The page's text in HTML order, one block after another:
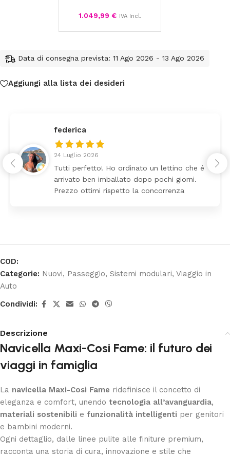
1.049,99 € IVA Incl.
Data di consegna prevista: 11 Ago 2026 - 13 Ago 2026
Aggiungi alla lista dei desideri
federica
24 Luglio 2026
Tutti perfetto! Ho ordinato un lettino che é
arrivato ben imballato dopo pochi giorni.
Prezzo ottimi rispetto la concorrenza
COD:
Categorie: Nuovi, Passeggio, Sistemi modulari, Viaggio in
Auto
Condividi:
Descrizione
Navicella Maxi-Cosi Fame: il futuro dei
viaggi in famiglia
La navicella Maxi-Cosi Fame ridefinisce il concetto di
eleganza e comfort, unendo tecnologia all’avanguardia,
materiali sostenibili e funzionalità intelligenti per genitori
e bambini moderni.
Ogni dettaglio, dalle linee pulite alle finiture premium,
racconta una storia di cura, innovazione e stile che